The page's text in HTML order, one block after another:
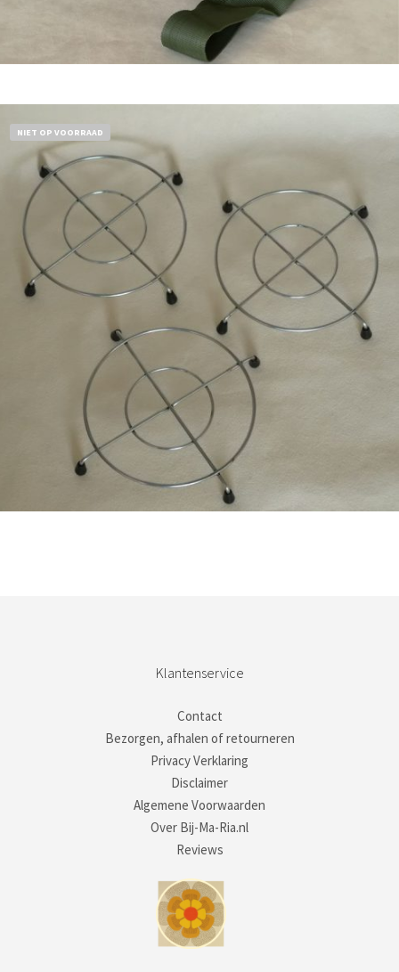
NIET OP VOORRAAD
€11,50
Klantenservice
Contact
Bezorgen, afhalen of retourneren
Privacy Verklaring
Disclaimer
Algemene Voorwaarden
Over Bij-Ma-Ria.nl
Reviews